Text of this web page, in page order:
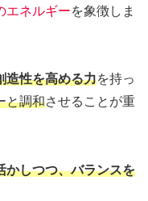
エネルギーを象徴しま
造性を高める力を持っ
と調和させることが重
かしつつ、バランスを